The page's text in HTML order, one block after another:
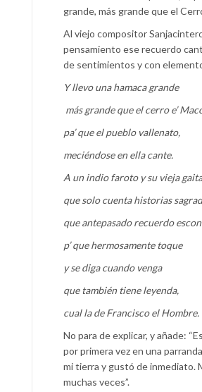
grande, más grande que el Cerro
Al viejo compositor
pensamiento ese recuerdo
de sentimientos y con
Y llevo una hamaca grande
más grande que el cerro e’
pa’ que el pueblo vallenato,
meciéndose en ella cante.
A un indio faroto y su vieja gaita
que solo cuenta historias
que antepasado recuerdo
p’ que hermosamente toque
y se diga cuando venga
que también tiene leyenda,
cual la de Francisco el Hombre.
No para de explicar, y añade:
por primera vez en una
mi tierra y gustó de inmediato.
muchas veces”.